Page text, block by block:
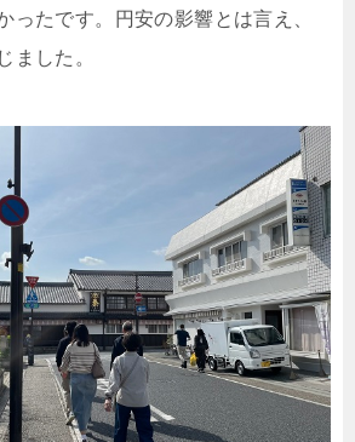
ったです。円安の影響とは言え、
ました。